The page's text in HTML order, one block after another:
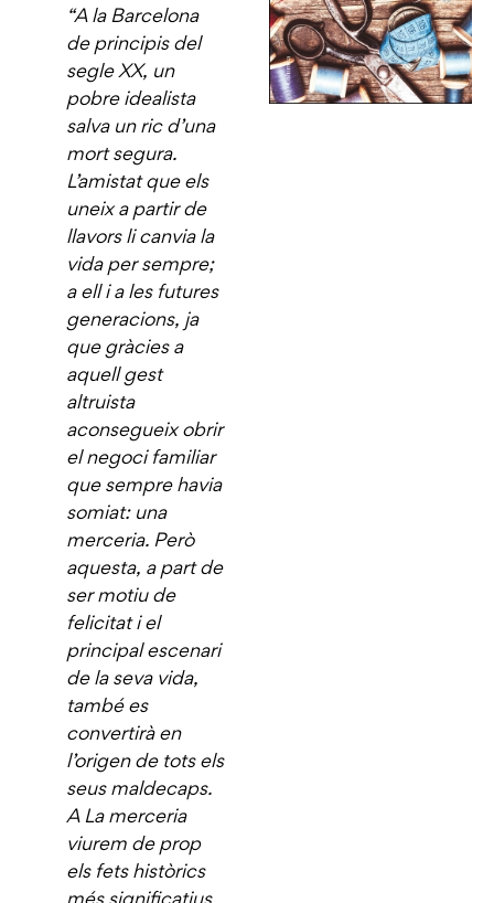
“A la Barcelona
de principis del
segle XX, un
pobre idealista
salva un ric d’una
mort segura.
L’amistat que els
uneix a partir de
llavors li canvia la
vida per sempre;
a ell i a les futures
generacions, ja
que gràcies a
aquell gest
altruista
aconsegueix obrir
el negoci familiar
que sempre havia
somiat: una
merceria. Però
aquesta, a part de
ser motiu de
felicitat i el
principal escenari
de la seva vida,
també es
convertirà en
l’origen de tots els
seus maldecaps.
A La merceria
viurem de prop
els fets històrics
més significatius